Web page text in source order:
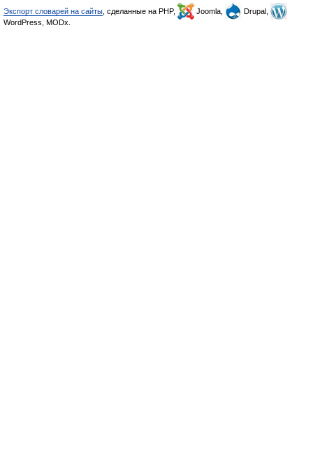
Экспорт словарей на сайты , сделанные на PHP, Joomla,
Drupal,
WordPress, MODx.